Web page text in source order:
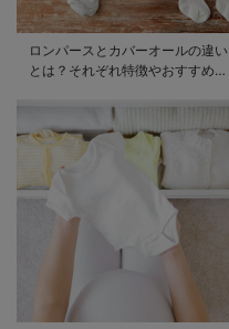
ロンパースとカバーオールの違い
とは？それぞれ特徴やおすすめ商